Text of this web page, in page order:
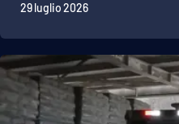
29 luglio 2026